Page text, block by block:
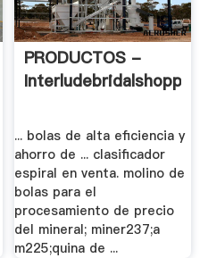
PRODUCTOS -
Interludebridalshoppe
... bolas de alta eficiencia y
ahorro de ... clasificador
espiral en venta. molino de
bolas para el
procesamiento de precio
del mineral; miner237;a
m225;quina de ...